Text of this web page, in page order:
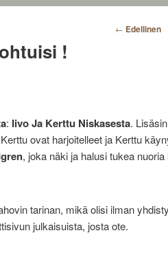
Post
← Edellinen
!
: Iivo Ja Kerttu Niskasesta.
ovat harjoitelleet ja Kerttu
, joka näki ja halusi tukea
tarinan, mikä olisi ilman
julkaisuista, josta ote.